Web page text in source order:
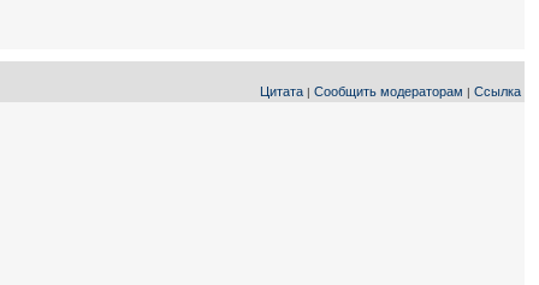
Цитата | Сообщить модераторам | Ссылка